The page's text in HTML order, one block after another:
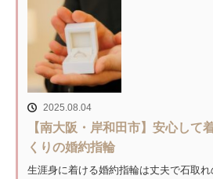
2025.08.04
【南大阪・岸和田市】安心して
くりの婚約指輪
生涯身に着ける婚約指輪は丈夫で石取